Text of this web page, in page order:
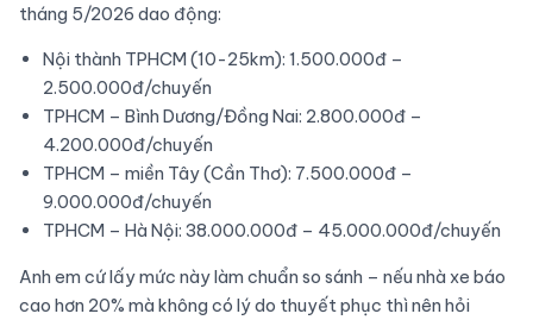
tháng 5/2026 dao động:
Nội thành TPHCM (10-25km): 1.500.000đ –
2.500.000đ/chuyến
TPHCM – Bình Dương/Đồng Nai: 2.800.000đ –
4.200.000đ/chuyến
TPHCM – miền Tây (Cần Thơ): 7.500.000đ –
9.000.000đ/chuyến
TPHCM – Hà Nội: 38.000.000đ – 45.000.000đ/chuyến
Anh em cứ lấy mức này làm chuẩn so sánh – nếu nhà xe báo
cao hơn 20% mà không có lý do thuyết phục thì nên hỏi